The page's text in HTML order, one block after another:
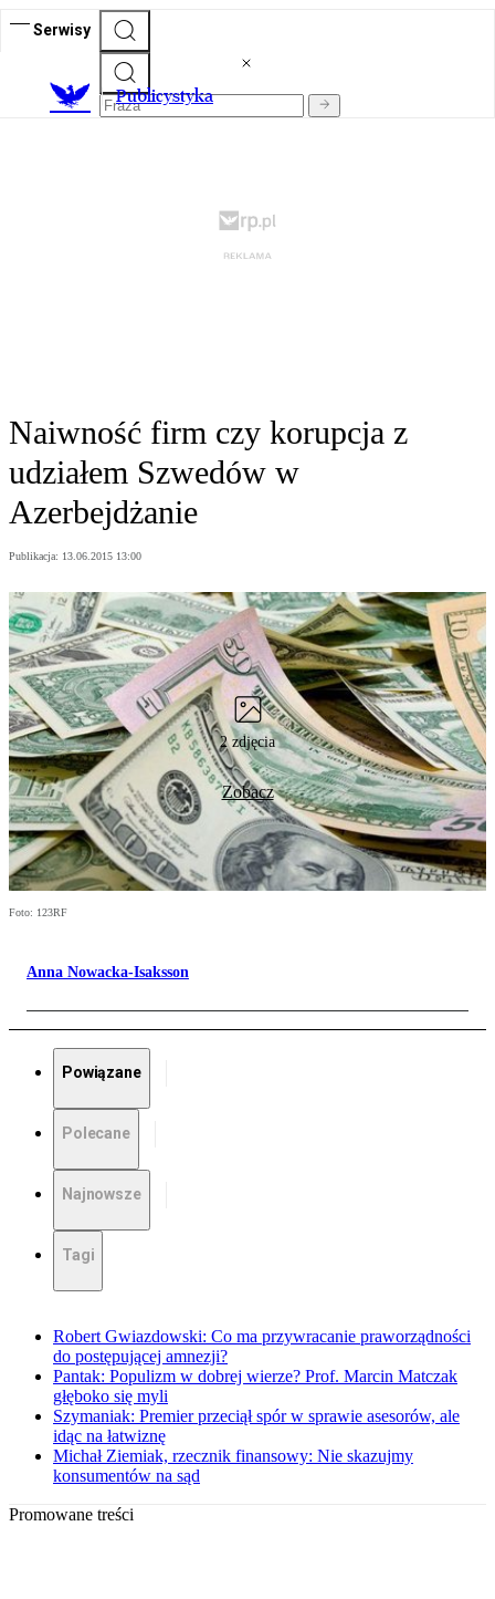
Serwisy
Publicystyka
Naiwność firm czy korupcja z
udziałem Szwedów w
Azerbejdżanie
Publikacja: 13.06.2015 13:00
2 zdjęcia
Zobacz
Foto: 123RF
Anna Nowacka-Isaksson
Powiązane
Polecane
Najnowsze
Tagi
Robert Gwiazdowski: Co ma przywracanie praworządności
do postępującej amnezji?
Pantak: Populizm w dobrej wierze? Prof. Marcin Matczak
głęboko się myli
Szymaniak: Premier przeciął spór w sprawie asesorów, ale
idąc na łatwiznę
Michał Ziemiak, rzecznik finansowy: Nie skazujmy
konsumentów na sąd
Promowane treści